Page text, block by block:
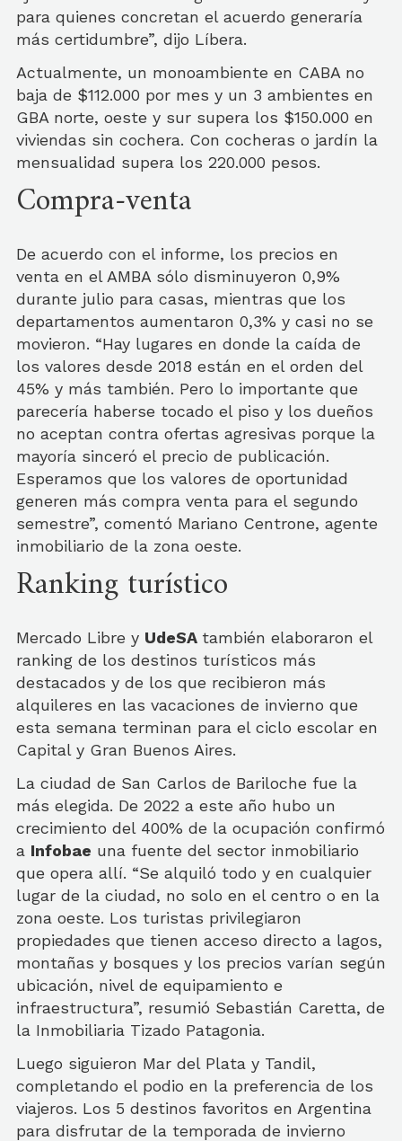
para quienes concretan el acuerdo generaría
más certidumbre”, dijo Líbera.
Actualmente, un monoambiente en CABA no
baja de $112.000 por mes y un 3 ambientes en
GBA norte, oeste y sur supera los $150.000 en
viviendas sin cochera. Con cocheras o jardín la
mensualidad supera los 220.000 pesos.
Compra-venta
De acuerdo con el informe, los precios en
venta en el AMBA sólo disminuyeron 0,9%
durante julio para casas, mientras que los
departamentos aumentaron 0,3% y casi no se
movieron. “Hay lugares en donde la caída de
los valores desde 2018 están en el orden del
45% y más también. Pero lo importante que
parecería haberse tocado el piso y los dueños
no aceptan contra ofertas agresivas porque la
mayoría sinceró el precio de publicación.
Esperamos que los valores de oportunidad
generen más compra venta para el segundo
semestre”, comentó Mariano Centrone, agente
inmobiliario de la zona oeste.
Ranking turístico
Mercado Libre y UdeSA también elaboraron el
ranking de los destinos turísticos más
destacados y de los que recibieron más
alquileres en las vacaciones de invierno que
esta semana terminan para el ciclo escolar en
Capital y Gran Buenos Aires.
La ciudad de San Carlos de Bariloche fue la
más elegida. De 2022 a este año hubo un
crecimiento del 400% de la ocupación confirmó
a Infobae una fuente del sector inmobiliario
que opera allí. “Se alquiló todo y en cualquier
lugar de la ciudad, no solo en el centro o en la
zona oeste. Los turistas privilegiaron
propiedades que tienen acceso directo a lagos,
montañas y bosques y los precios varían según
ubicación, nivel de equipamiento e
infraestructura”, resumió Sebastián Caretta, de
la Inmobiliaria Tizado Patagonia.
Luego siguieron Mar del Plata y Tandil,
completando el podio en la preferencia de los
viajeros. Los 5 destinos favoritos en Argentina
para disfrutar de la temporada de invierno